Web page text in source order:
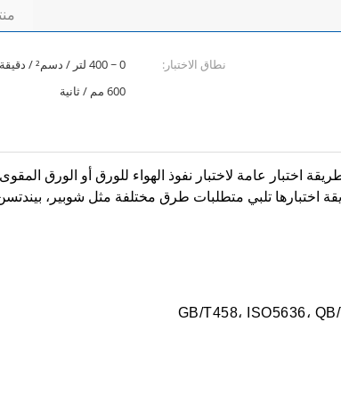
نطاق الاختبار:
600 مم / ثانية
اختبار عامة لاختبار نفوذ الهواء للورق أو الورق
اختبارها تلبي متطلبات طرق مختلفة مثل شوبير،